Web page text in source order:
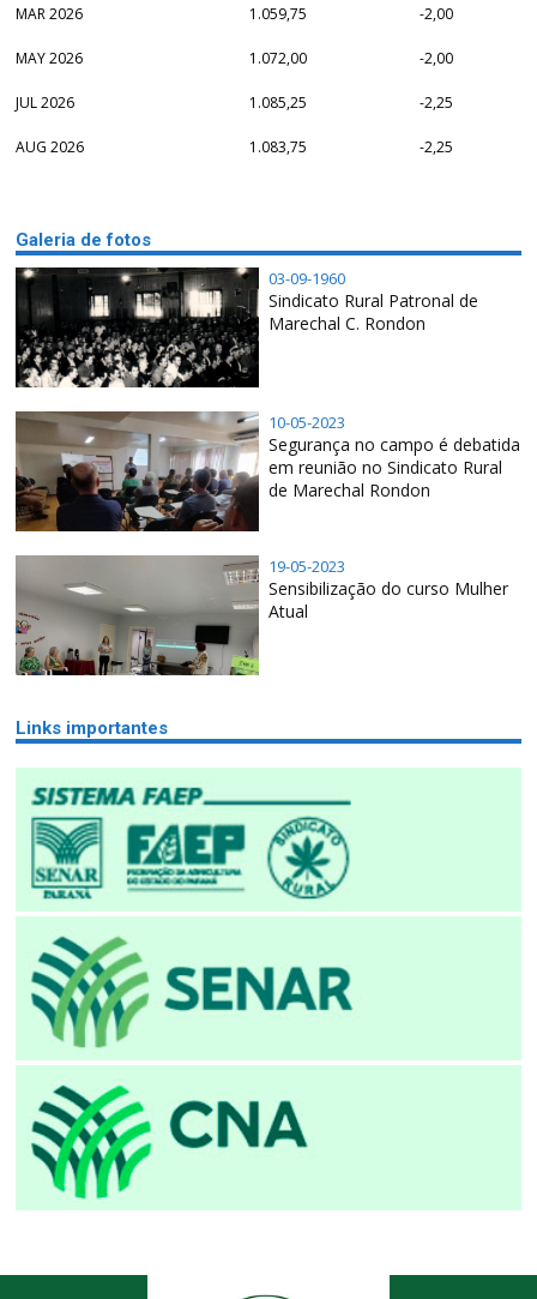
MAR 2026
1.059,75 -2,00
MAY 2026 1.072,00 -2,00
JUL 2026 1.085,25 -2,25
AUG 2026 1.083,75 -2,25
Galeria de fotos
03-09-1960
Sindicato Rural Patronal de
Marechal C. Rondon
10-05-2023
Segurança no campo é debatida
em reunião no Sindicato Rural
de Marechal Rondon
19-05-2023
Sensibilização do curso Mulher
Atual
Links importantes